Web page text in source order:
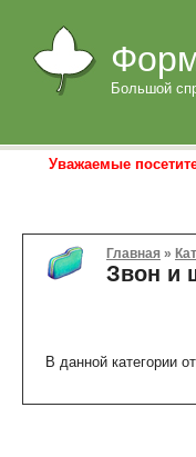
Большой
Уважаемые
Главная »
Звон и
В данной категории